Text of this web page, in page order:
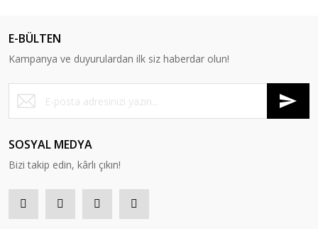
E-BÜLTEN
Kampanya ve duyurulardan ilk siz haberdar olun!
SOSYAL MEDYA
Bizi takip edin, kârlı çıkın!